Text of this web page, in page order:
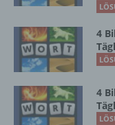
4
4
Löschen
d)